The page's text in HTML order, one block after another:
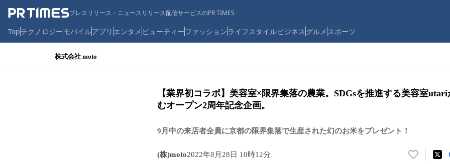
プレスリリース・ニュースリリース配信サービスのPR TIMES
Topテクノロジーモバイルアプリ エンタメ ビューティーファッションライフスタイルビジネス グルメ スポーツ
株式会社 moto
【業界初コラボ】美容室×限界集落の農業。SDGsを推進する美容室
むオープン2周年記念企画。
9月中の来店者全員に京都の限界集落で生産された幻のお米をプレゼント！
(株)moto2022年8月28日 10時12分
い